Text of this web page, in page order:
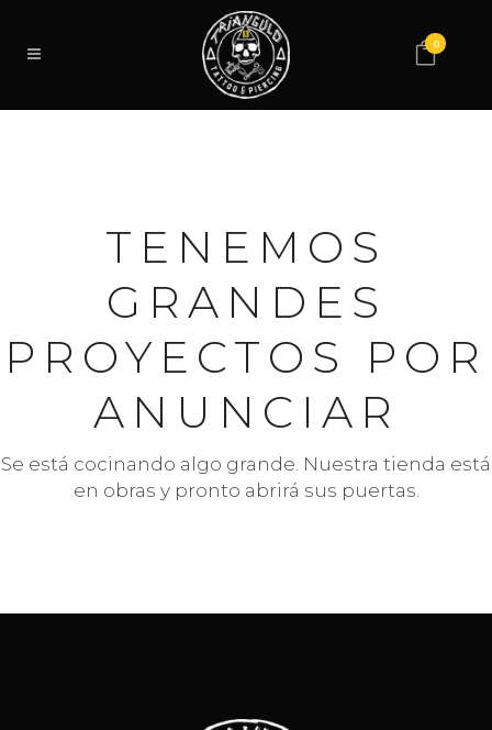
0
TENEMOS
GRANDES
PROYECTOS POR
ANUNCIAR
Se está cocinando algo grande. Nuestra tienda está
en obras y pronto abrirá sus puertas.